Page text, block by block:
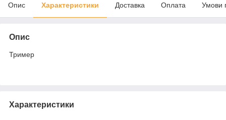
Опис Характеристики Доставка Оплата Умови
Опис
Тример
Характеристики